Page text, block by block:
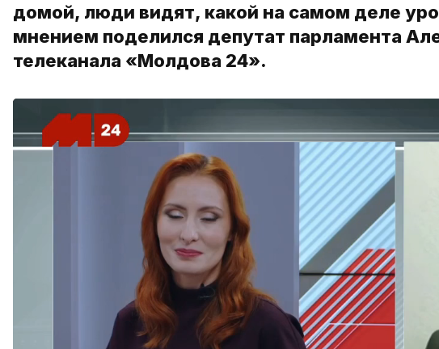
домой, люди видят, какой на самом деле
мнением поделился депутат парламента
телеканала «Молдова 24».